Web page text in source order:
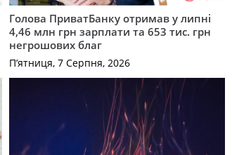
Голова ПриватБанку отримав у липні
4,46 млн грн зарплати та 653 тис. грн
негрошових благ
П’ятниця, 7 Серпня, 2026